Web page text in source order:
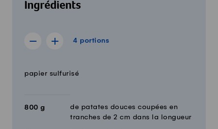
Ingrédients
4 portions
Afficher la recette de 3 portions
Afficher la recette de 5 portions
4 portions
QuantitéIngrédients
papier sulfurisé
800 g
de patates douces coupées en
tranches de 2 cm dans la longueur